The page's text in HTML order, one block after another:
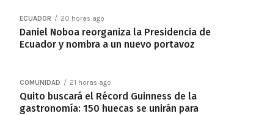
ECUADOR 20 horas ago
Daniel Noboa reorganiza la Presidencia de
Ecuador y nombra a un nuevo portavoz
COMUNIDAD 21 horas ago
Quito buscará el Récord Guinness de la
gastronomía: 150 huecas se unirán para